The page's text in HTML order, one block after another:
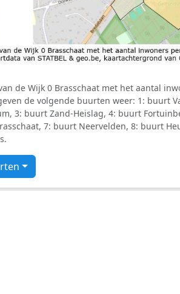
de Wijk 0 Brasschaat met het aantal
de volgende buurten weer: 1: buurt
3: buurt Zand-Heislag, 4: buurt
7: buurt Neervelden, 8: buurt